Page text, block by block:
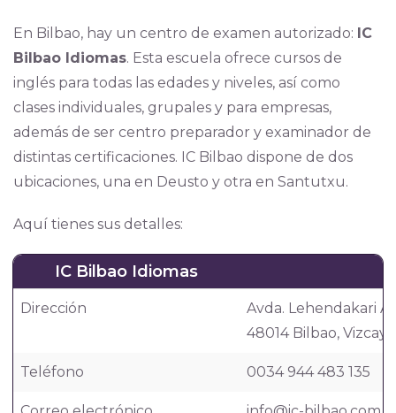
En Bilbao, hay un centro de examen autorizado: IC
Bilbao Idiomas. Esta escuela ofrece cursos de
inglés para todas las edades y niveles, así como
clases individuales, grupales y para empresas,
además de ser centro preparador y examinador de
distintas certificaciones. IC Bilbao dispone de dos
ubicaciones, una en Deusto y otra en Santutxu.
Aquí tienes sus detalles:
IC Bilbao Idiomas
Dirección
Avda. Lehendakari
48014 Bilbao, Vizcaya
Teléfono 0034 944 483 135